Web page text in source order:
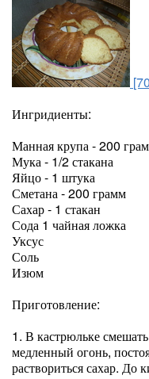
Ингридиенты:
Манная крупа - 200
Мука - 1/2 стакана
Яйцо - 1 штука
Сметана - 200 грамм
Сахар - 1 стакан
Сода 1 чайная ложка
Уксус
Соль
Изюм
Приготовление:
1. В кастрюльке
медленный огонь,
раствориться сахар. До